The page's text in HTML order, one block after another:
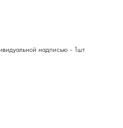
надписью - 1шт